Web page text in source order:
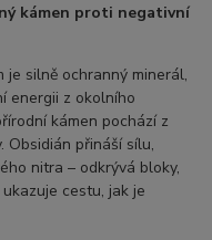
kámen proti negativní
je silně ochranný minerál,
energii z okolního
kámen pochází z
Obsidián přináší sílu,
nitra – odkrývá bloky,
cestu, jak je